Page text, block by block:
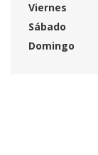
Viernes
Sábado
Domingo